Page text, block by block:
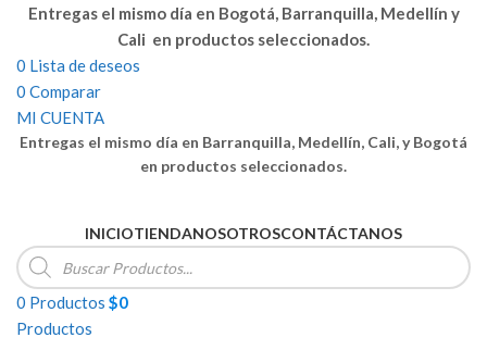
Entregas el mismo día en Bogotá, Barranquilla, Medellín y
Cali en productos seleccionados.
0 Lista de deseos
0 Comparar
MI CUENTA
Entregas el mismo día en Barranquilla, Medellín, Cali, y Bogotá
en productos seleccionados.
INICIOTIENDANOSOTROSCONTÁCTANOS
Búsqueda
de
productos
0 Productos $0
Productos